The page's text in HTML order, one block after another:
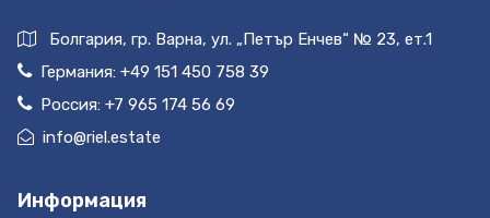
Болгария, гр. Варна, ул. „Петър Енчев“ № 23, ет.1
Германия: +49 151 450 758 39
Россия: +7 965 174 56 69
info@riel.estate
Информация